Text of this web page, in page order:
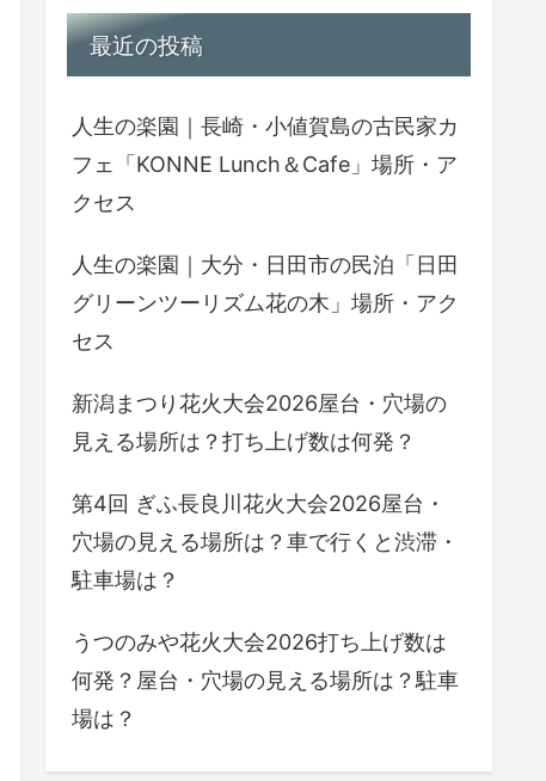
最近の投稿
人生の楽園｜長崎・小値賀島の古民家カ
フェ「KONNE Lunch＆Cafe」場所・ア
クセス
人生の楽園｜大分・日田市の民泊「日田
グリーンツーリズム花の木」場所・アク
セス
新潟まつり花火大会2026屋台・穴場の
見える場所は？打ち上げ数は何発？
第4回 ぎふ長良川花火大会2026屋台・
穴場の見える場所は？車で行くと渋滞・
駐車場は？
うつのみや花火大会2026打ち上げ数は
何発？屋台・穴場の見える場所は？駐車
場は？